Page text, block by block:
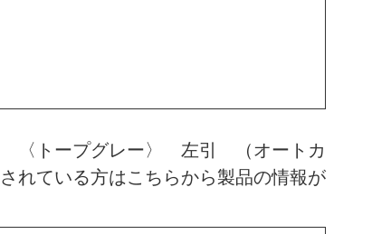
トープグレー〉 左引 （オートカ
ている方はこちらから製品の情報が